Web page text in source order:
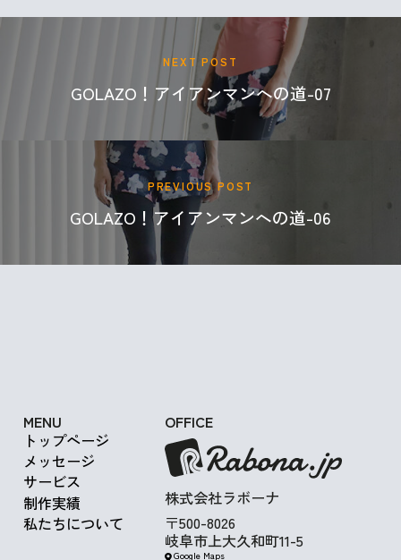
NEXT POST
GOLAZO！アイアンマンへの道-07
PREVIOUS POST
GOLAZO！アイアンマンへの道-06
MENU
トップページ
メッセージ
サービス
制作実績
私たちについて
OFFICE
株式会社ラボーナ
〒500-8026
岐阜市上大久和町11-5
Google Maps